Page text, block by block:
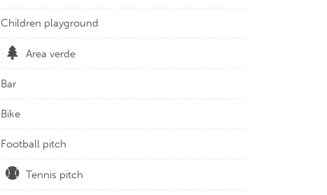
Children playground
Area verde
Bar
Bike
Football pitch
Tennis pitch